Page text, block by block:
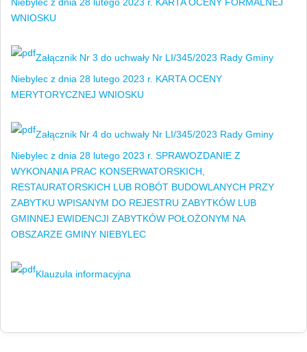
WNIOSKU
Załącznik Nr 3 do uchwały Nr LI/345/2023 Rady Gminy
Niebylec z dnia 28 lutego 2023 r. KARTA OCENY
MERYTORYCZNEJ WNIOSKU
Załącznik Nr 4 do uchwały Nr LI/345/2023 Rady Gminy
Niebylec z dnia 28 lutego 2023 r. SPRAWOZDANIE Z
WYKONANIA PRAC KONSERWATORSKICH,
RESTAURATORSKICH LUB ROBÓT BUDOWLANYCH PRZY
ZABYTKU WPISANYM DO REJESTRU ZABYTKÓW LUB
GMINNEJ EWIDENCJI ZABYTKÓW POŁOŻONYM NA
OBSZARZE GMINY NIEBYLEC
Klauzula informacyjna